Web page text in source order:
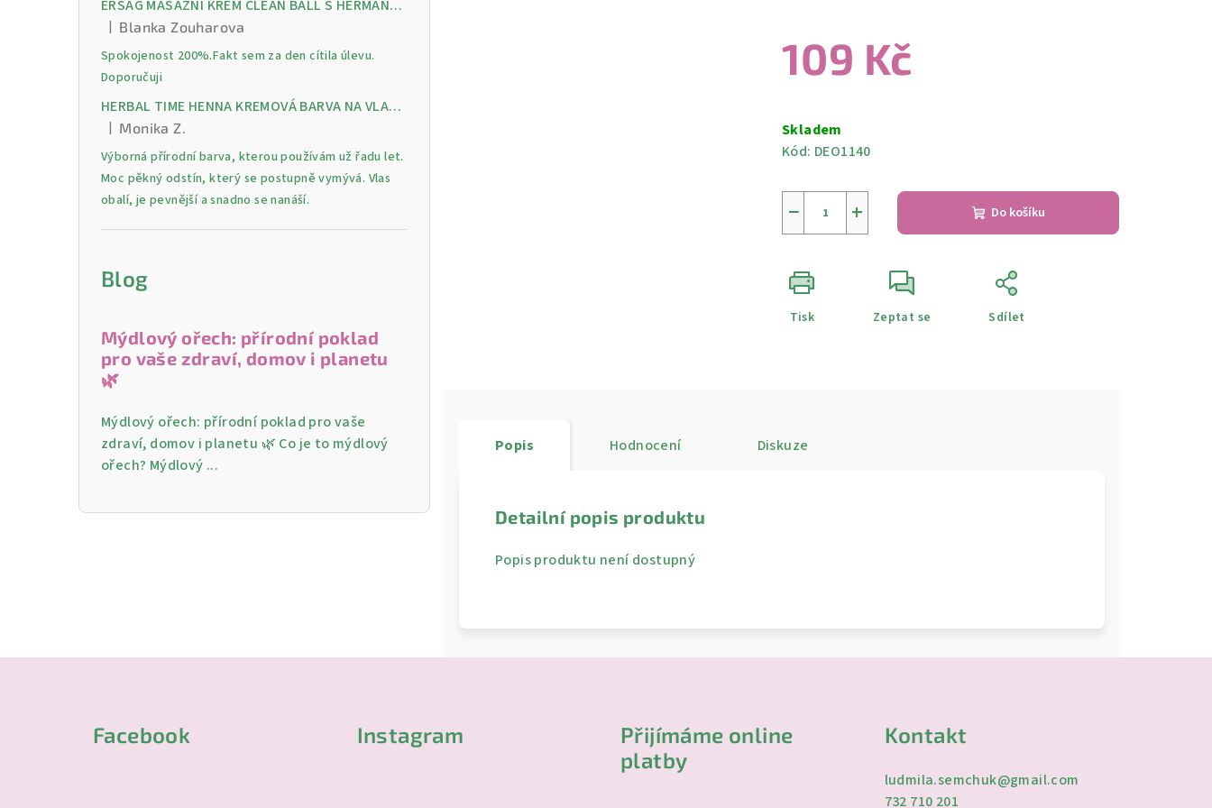
ERSAG MASÁŽNÍ KRÉM CLEAN BALL S HERMANKEM A MENTOLEM pro úlevu od bolesti, otoků a napětí ve svalech
Hodnocení produktu je 5 z 5 hvězdiček.
Blanka Zouharova
Spokojenost 200%.Fakt sem za den cítila úlevu.
Doporučuji
HERBAL TIME HENNA KREMOVÁ BARVA NA VLASY 9 Lilek 75 ml
Hodnocení produktu je 5 z 5 hvězdiček.
Monika Z.
Výborná přírodní barva, kterou používám už řadu let.
Moc pěkný odstín, který se postupně vymývá. Vlas
obalí, je pevnější a snadno se nanáší.
Blog
Mýdlový ořech: přírodní poklad
pro vaše zdraví, domov i planetu
🌿
Mýdlový ořech: přírodní poklad pro vaše
zdraví, domov i planetu 🌿 Co je to mýdlový
ořech? Mýdlový ...
109 Kč
cena:
Skladem
Kód: DEO1140
+
− Do košíku
Tisk Zeptat se Sdílet
Popis Hodnocení Diskuze
Detailní popis produktu
Popis produktu není dostupný
Facebook Instagram
Přijímáme online
platby
Kontakt
ludmila.semchuk@gmail.com
732 710 201